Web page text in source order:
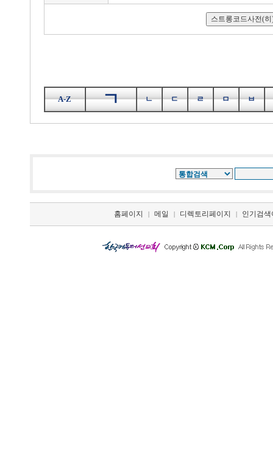
A-Z ㄱ ㄴ ㄷ ㄹ ㅁ ㅂ
홈페이지 | 메일 | 디렉토리페이지 | 인기검색